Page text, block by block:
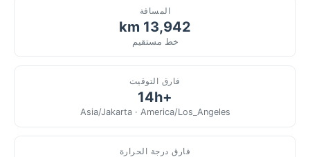
المسافة
13,942 km
خط مستقيم
فارق التوقيت
+14h
Asia/Jakarta · America/Los_Angeles
فارق درجة الحرارة